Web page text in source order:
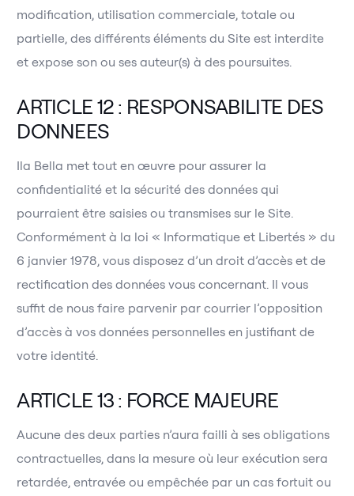
modification, utilisation commerciale, totale ou
partielle, des différents éléments du Site est interdite
et expose son ou ses auteur(s) à des poursuites.
ARTICLE 12 : RESPONSABILITE DES
DONNEES
Ila Bella met tout en œuvre pour assurer la
confidentialité et la sécurité des données qui
pourraient être saisies ou transmises sur le Site.
Conformément à la loi « Informatique et Libertés » du
6 janvier 1978, vous disposez d’un droit d’accès et de
rectification des données vous concernant. Il vous
suffit de nous faire parvenir par courrier l’opposition
d’accès à vos données personnelles en justifiant de
votre identité.
ARTICLE 13 : FORCE MAJEURE
Aucune des deux parties n’aura failli à ses obligations
contractuelles, dans la mesure où leur exécution sera
retardée, entravée ou empêchée par un cas fortuit ou